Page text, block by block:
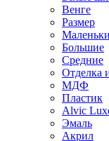
Венге
Размер
Большие
Средние
Отделка
МДФ
Пластик
Alvic
Эмаль
Акрил